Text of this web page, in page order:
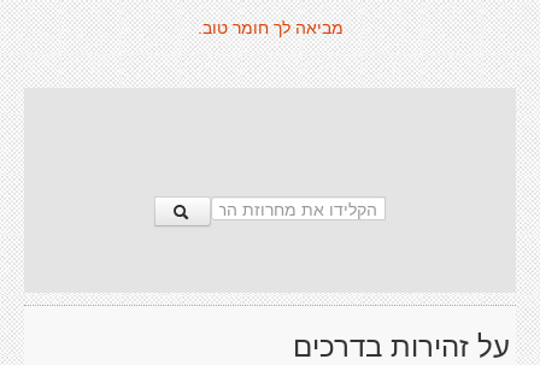
מביאה לך חומר טוב.
על זהירות בדרכים